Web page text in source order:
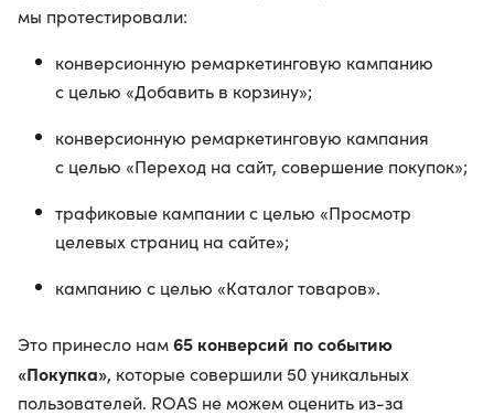
мы протестировали:
конверсионную ремаркетинговую кампанию
c целью «Добавить в корзину»;
конверсионную ремаркетинговую кампания
c целью «Переход на сайт, совершение покупок»;
трафиковые кампании с целью «Просмотр
целевых страниц на сайте»;
кампанию с целью «Каталог товаров».
Это принесло нам65 конверсий по событию
«Покупка», которые совершили 50 уникальных
пользователей. ROAS не можем оценить из-за